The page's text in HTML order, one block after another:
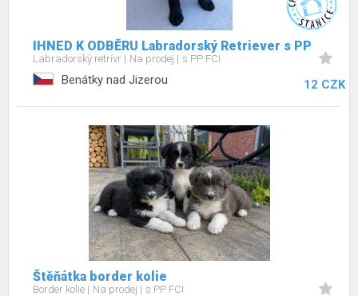
IHNED K ODBĚRU Labradorský Retriever s PP
Labradorský retrívr Na prodej s PP FCI
Benátky nad Jizerou 12 CZK
Štěňátka border kolie
Border kolie Na prodej s PP FCI